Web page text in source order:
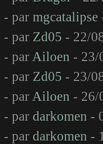
- par mgcatalipse
- par Zd05 - 22/
- par Ailoen - 23/
- par Zd05 - 23/
- par Ailoen - 26/
- par darkomen -
- par darkomen -